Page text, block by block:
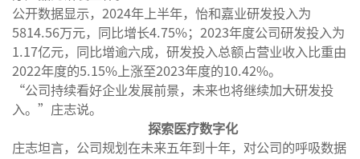
公开数据显示，2024年上半年，怡和嘉业研发投入为
5814.56万元，同比增长4.75%；2023年度公司研发投入为
1.17亿元，同比增逾六成，研发投入总额占营业收入比重由
2022年度的5.15%上涨至2023年度的10.42%。
“公司持续看好企业发展前景，未来也将继续加大研发投
入。”庄志说。
探索医疗数字化
庄志坦言，公司规划在未来五年到十年，对公司的呼吸数据